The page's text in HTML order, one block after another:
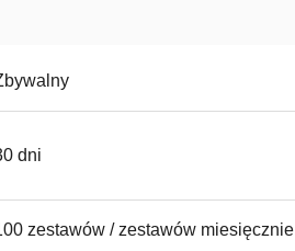
dni
zestawów / zestawów miesięcznie